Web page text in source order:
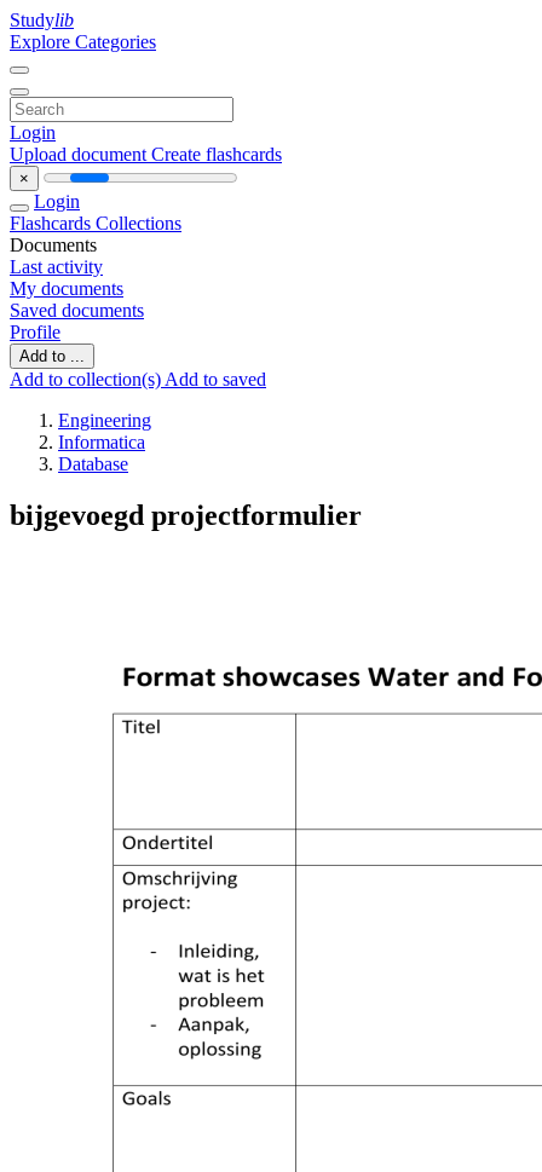
Studylib
Explore Categories
Login
Upload document Create flashcards
×
Login
Flashcards Collections
Documents
Last activity
My documents
Saved documents
Profile
Add to ...
Add to collection(s) Add to saved
Engineering
Informatica
Database
bijgevoegd projectformulier